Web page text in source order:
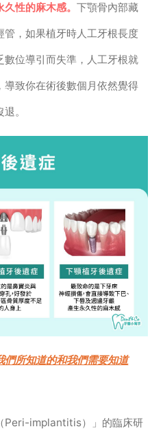
久性的麻木感。下顎骨內部藏
，如果植牙時人工牙根長度
位導引而失準，人工牙根就
致你在術後數個月依然覺得
。
們所知道的和我們需要知道
Peri-implantitis）」的臨床研